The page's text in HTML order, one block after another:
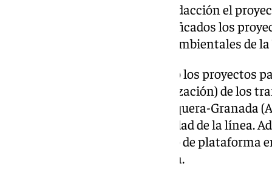
Igualmente, se encuentra en redacción el
Velocidad de Loja, y están planificados los
de medidas complementarias ambientales de
Asimismo, Adif está redactando los proyectos
y CMS (Control, Mando y Señalización) de los
la Línea de Alta Velocidad Antequera-
Chana), para mejorar la capacidad de la línea.
proyecto de acondicionamiento de plataforma
Puesto de Banalización de Íllora.